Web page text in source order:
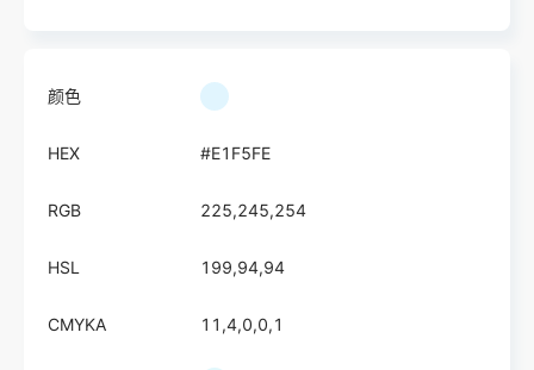
颜色
HEX #E1F5FE
RGB 225,245,254
HSL 199,94,94
CMYKA 11,4,0,0,1